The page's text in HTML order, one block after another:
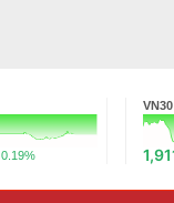
0.19%
VN30